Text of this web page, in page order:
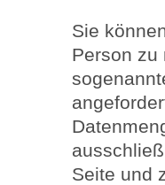
Sie
Person zu
Seite und